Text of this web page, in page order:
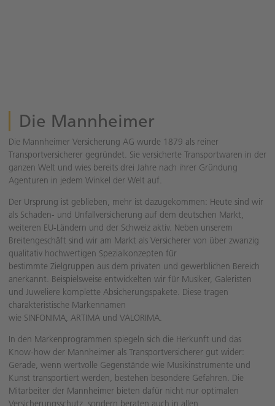
Die Mannheimer
Die Mannheimer Versicherung AG wurde 1879 als reiner
Transportversicherer gegründet. Sie versicherte Transportwaren in der
ganzen Welt und wies bereits drei Jahre nach ihrer Gründung
Agenturen in jedem Winkel der Welt auf.
Der Ursprung ist geblieben, mehr ist dazugekommen: Heute sind wir
als Schaden- und Unfallversicherung auf dem deutschen Markt,
weiteren EU-Ländern und der Schweiz aktiv. Neben unserem
Breitengeschäft sind wir am Markt als Versicherer von über zwanzig
qualitativ hochwertigen Spezialkonzepten für
bestimmte Zielgruppen aus dem privaten und gewerblichen Bereich
anerkannt. Beispielsweise entwickelten wir für Musiker, Galeristen
und Juweliere komplette Absicherungspakete. Diese tragen
charakteristische Markennamen
wie SINFONIMA, ARTIMA und VALORIMA.
In den Markenprogrammen spiegeln sich die Herkunft und das
Know-how der Mannheimer als Transportversicherer gut wider:
Gerade, wenn wertvolle Gegenstände wie Musikinstrumente und
Kunst transportiert werden, bestehen besondere Gefahren. Die
Mitarbeiter der Mannheimer bieten dafür nicht nur optimalen
Versicherungsschutz, sondern beraten auch in allen